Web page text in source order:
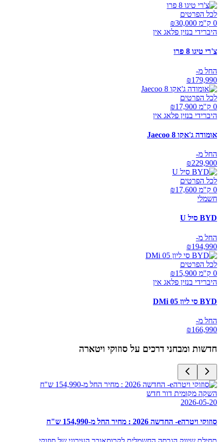
לכל הפרטים
0 ק"מ ₪
30,000
היברידי בנזין פלאג אין
צ'רי טיגו 8 פרו
החל מ-
₪179,990
לכל הפרטים
0 ק"מ ₪
17,900
היברידי בנזין פלאג אין
אומודה ג'אקו Jaecoo 8
החל מ-
₪229,900
לכל הפרטים
0 ק"מ ₪
17,600
חשמלי
BYD סיל U
החל מ-
₪194,990
לכל הפרטים
0 ק"מ ₪
15,900
היברידי בנזין פלאג אין
BYD סי ליון 05 DMi
החל מ-
₪166,990
חדשות ומבחני דרכים על סוזוקי ויטארה
השקה מקומית דור חדש
2026-05-20
סוזוקי ויטרהe- החדשה 2026 : מחיר החל מ-154,990 ש"ח